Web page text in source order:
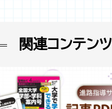
関連コンテンツ